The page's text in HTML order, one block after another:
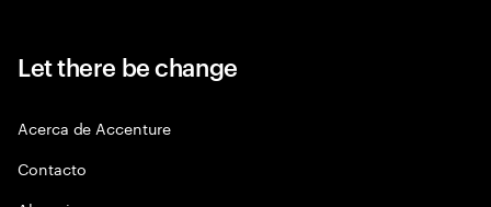
Let there be change
Acerca de Accenture
Contacto